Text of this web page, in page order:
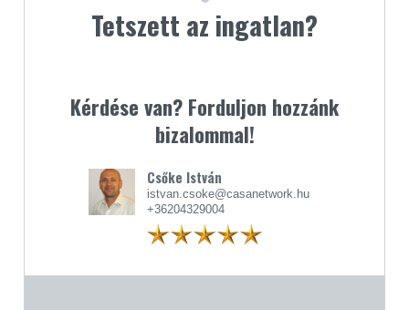
Tetszett az ingatlan?
Kérdése van? Forduljon hozzánk
bizalommal!
Csőke István
istvan.csoke@casanetwork.hu
+36204329004